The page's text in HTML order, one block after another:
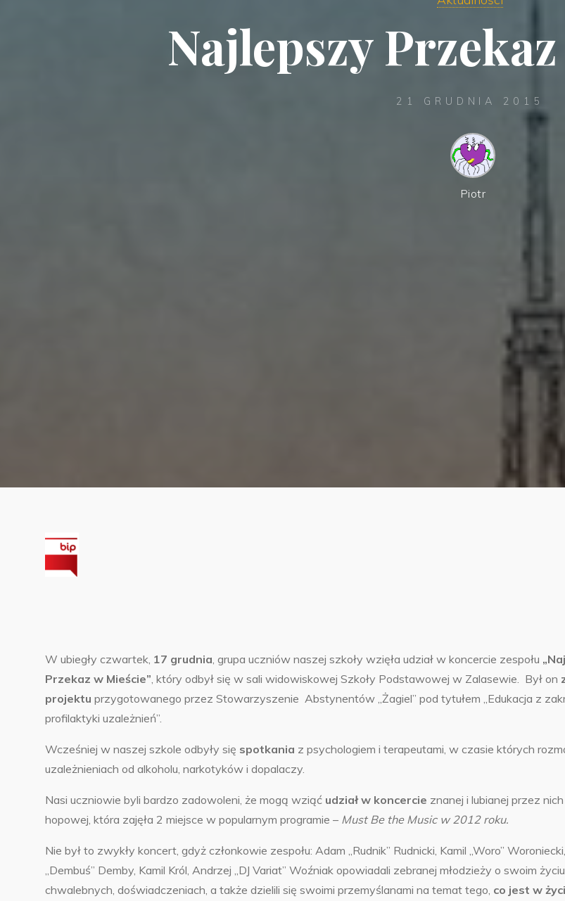
Najlepszy
21 GRUDNIA 2015
Piotr
W ubiegły czwartek, 17 grudnia , grupa uczniów naszej szkoły wzięła udział w koncercie zespołu
Przekaz w Mieście” , który odbył się w sali widowiskowej Szkoły Podstawowej w Zalasewie. Był on
projektu przygotowanego przez Stowarzyszenie Abstynentów „Żagiel” pod tytułem „Edukacja z
profilaktyki uzależnień”.
Wcześniej w naszej szkole odbyły się spotkania z psychologiem i terapeutami, w czasie których
uzależnieniach od alkoholu, narkotyków i dopalaczy.
Nasi uczniowie byli bardzo zadowoleni, że mogą wziąć udział w koncercie znanej i lubianej przez
hopowej, która zajęła 2 miejsce w popularnym programie – Must Be the Music w 2012 roku.
Nie był to zwykły koncert, gdyż członkowie zespołu: Adam „Rudnik” Rudnicki, Kamil „Woro”
„Dembuś” Demby, Kamil Król, Andrzej „DJ Variat” Woźniak opowiadali zebranej młodzieży o swoim
chwalebnych, doświadczeniach, a także dzielili się swoimi przemyślanami na temat tego, co jest w